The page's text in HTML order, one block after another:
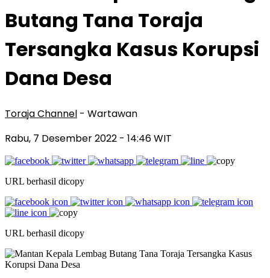
Butang Tana Toraja
Tersangka Kasus Korupsi
Dana Desa
Toraja Channel - Wartawan
Rabu, 7 Desember 2022 - 14:46 WIT
URL berhasil dicopy
URL berhasil dicopy